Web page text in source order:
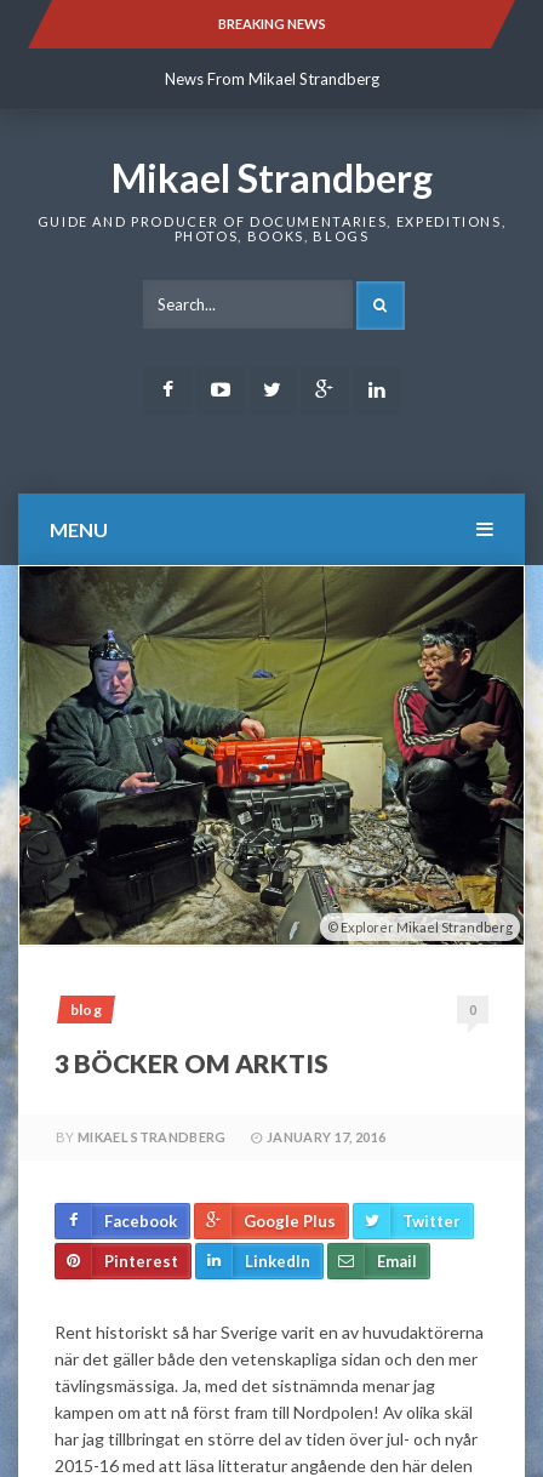
BREAKING NEWS
News From Mikael Strandberg
News From Mikael Strandberg
Mikael Strandberg
GUIDE AND PRODUCER OF DOCUMENTARIES, EXPEDITIONS,
PHOTOS, BOOKS, BLOGS
FacebookYoutubeTwitter Google
MENU
Explorer Mikael Strandberg
blog 0
3 BÖCKER OM ARKTIS
BY MIKAEL STRANDBERG JANUARY 17, 2016
Facebook Google Plus Twitter
Pinterest LinkedIn Email
Rent historiskt så har Sverige varit en av huvudaktörerna
när det gäller både den vetenskapliga sidan och den mer
tävlingsmässiga. Ja, med det sistnämnda menar jag
kampen om att nå först fram till Nordpolen! Av olika skäl
har jag tillbringat en större del av tiden över jul- och nyår
2015-16 med att läsa litteratur angående den här delen